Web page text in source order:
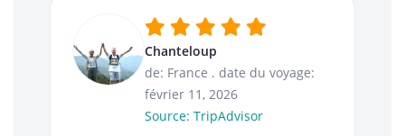
Chanteloup
de: France . date du voyage:
février 11, 2026
Source: TripAdvisor